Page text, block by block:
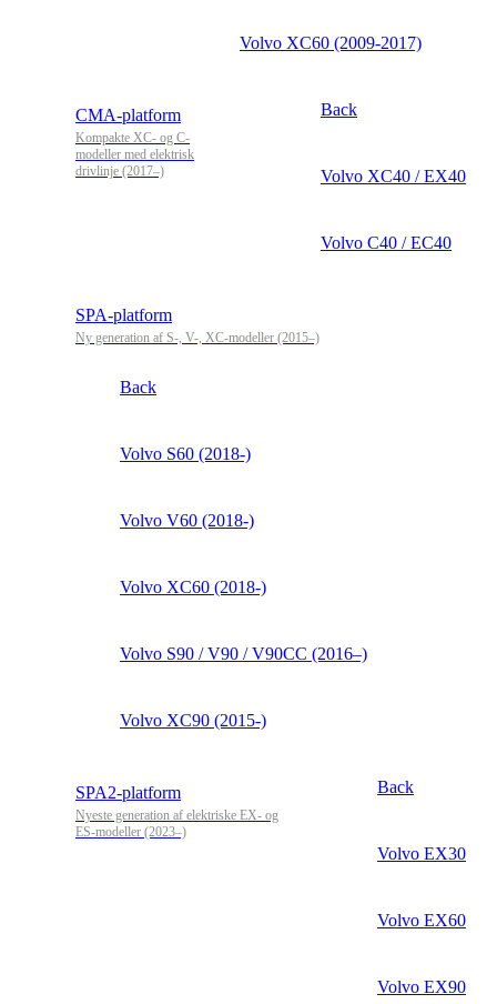
Volvo XC60 (2009-2017)
CMA-platform
Kompakte XC- og C-
modeller med elektrisk
drivlinje (2017–)
Back
Volvo XC40 / EX40
Volvo C40 / EC40
SPA-platform
Ny generation af S-, V-, XC-modeller (2015–)
Back
Volvo S60 (2018-)
Volvo V60 (2018-)
Volvo XC60 (2018-)
Volvo S90 / V90 / V90CC (2016–)
Volvo XC90 (2015-)
SPA2-platform
Nyeste generation af elektriske EX- og
ES-modeller (2023–)
Back
Volvo EX30
Volvo EX60
Volvo EX90